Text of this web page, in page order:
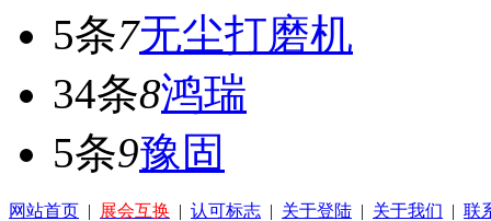
5条7无尘打磨机
34条8鸿瑞
5条9豫固
网站首页 | 展会互换 | 认可标志 | 关于登陆 | 关于我们 | 联